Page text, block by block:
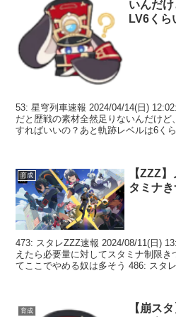
いんだ
LV6くら
53: 星穹列車速報 2024/04/14(日)
だと歴戦の素材全然足りないんだけ
すればいいの？あと軌跡レベルは6く
育成
【ZZZ
タミナき
473: スタレZZZ速報 2024/08/11(日)
えたら必要量に対してスタミナ制限き
てここでやめる奴は多そう 486: スタ
育成
【崩ス